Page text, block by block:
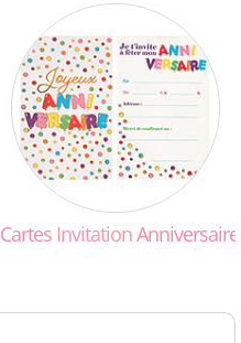
Cartes InvitationAnniversaire